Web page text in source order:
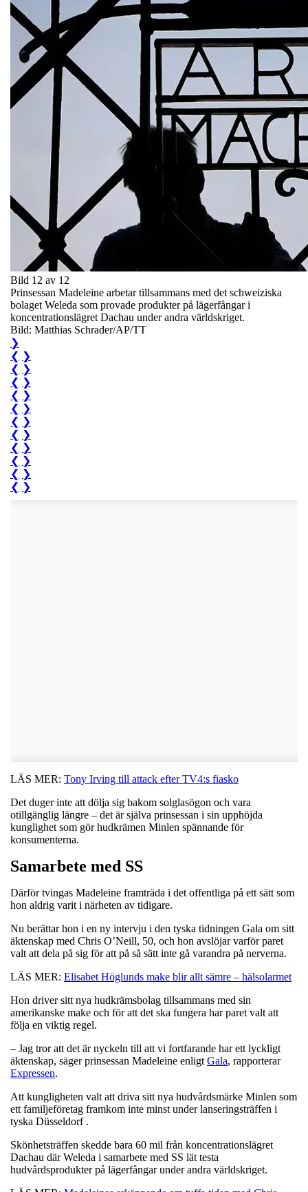
Bild 12 av 12
Prinsessan Madeleine arbetar tillsammans med det schweiziska
bolaget Weleda som provade produkter på lägerfångar i
koncentrationslägret Dachau under andra världskriget.
Bild: Matthias Schrader/AP/TT
❯
❮ ❯
❮ ❯
❮ ❯
❮ ❯
❮ ❯
❮ ❯
❮ ❯
❮ ❯
❮ ❯
❮ ❯
❮ ❯
LÄS MER: Tony Irving till attack efter TV4:s fiasko
Det duger inte att dölja sig bakom solglasögon och vara
otillgänglig längre – det är själva prinsessan i sin upphöjda
kunglighet som gör hudkrämen Minlen spännande för
konsumenterna.
Samarbete med SS
Därför tvingas Madeleine framträda i det offentliga på ett sätt som
hon aldrig varit i närheten av tidigare.
Nu berättar hon i en ny intervju i den tyska tidningen Gala om sitt
äktenskap med Chris O’Neill, 50, och hon avslöjar varför paret
valt att dela på sig för att på så sätt inte gå varandra på nerverna.
LÄS MER: Elisabet Höglunds make blir allt sämre – hälsolarmet
Hon driver sitt nya hudkrämsbolag tillsammans med sin
amerikanske make och för att det ska fungera har paret valt att
följa en viktig regel.
– Jag tror att det är nyckeln till att vi fortfarande har ett lyckligt
äktenskap, säger prinsessan Madeleine enligt Gala, rapporterar
Expressen.
Att kungligheten valt att driva sitt nya hudvårdsmärke Minlen som
ett familjeföretag framkom inte minst under lanseringsträffen i
tyska Düsseldorf .
Skönhetsträffen skedde bara 60 mil från koncentrationslägret
Dachau där Weleda i samarbete med SS lät testa
hudvårdsprodukter på lägerfångar under andra världskriget.